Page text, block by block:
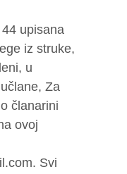
upisana
iz struke,
u
Za
članarini
ovoj
Svi